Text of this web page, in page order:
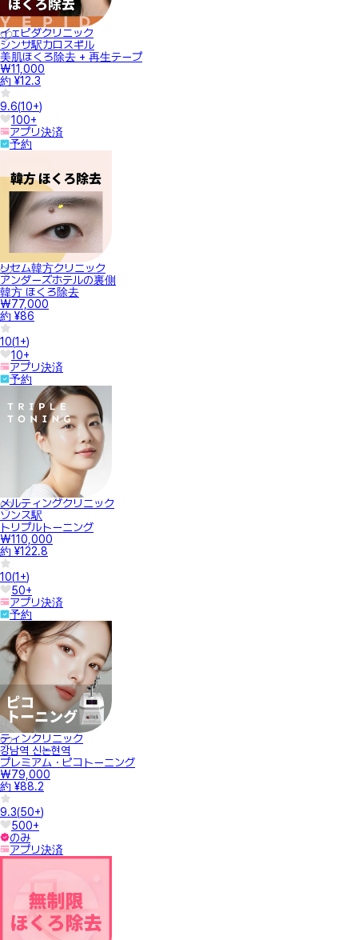
イェピダクリニック
シンサ駅カロスギル
美肌ほくろ除去 + 再生テープ
₩11,000
約 ¥12.3
9.6(10+)
100+
アプリ決済
予約
リセム韓方クリニック
アンダーズホテルの裏側
韓方 ほくろ除去
₩77,000
約 ¥86
10(1+)
10+
アプリ決済
予約
メルティングクリニック
ソンス駅
トリプルトーニング
₩110,000
約 ¥122.8
10(1+)
50+
アプリ決済
予約
ティンクリニック
강남역 신논현역
プレミアム・ピコトーニング
₩79,000
約 ¥88.2
9.3(50+)
500+
のみ
アプリ決済